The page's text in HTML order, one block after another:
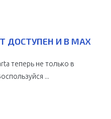
ДОСТУПЕН И В MAX
теперь не только в
...